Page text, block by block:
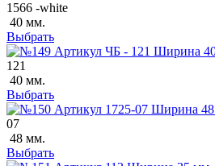
1566 -white
40 мм.
Выбрать
121
40 мм.
Выбрать
07
48 мм.
Выбрать